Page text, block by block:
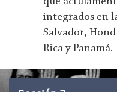
integrados en
Salvador,
Rica y Panamá.